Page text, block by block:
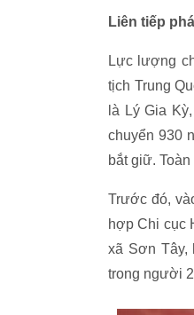
Liên tiếp
Lực lượng
tịch Trung
là Lý Gia
chuyển 930
bắt giữ.
Trước đó,
hợp Chi cục
xã Sơn Tây,
trong người